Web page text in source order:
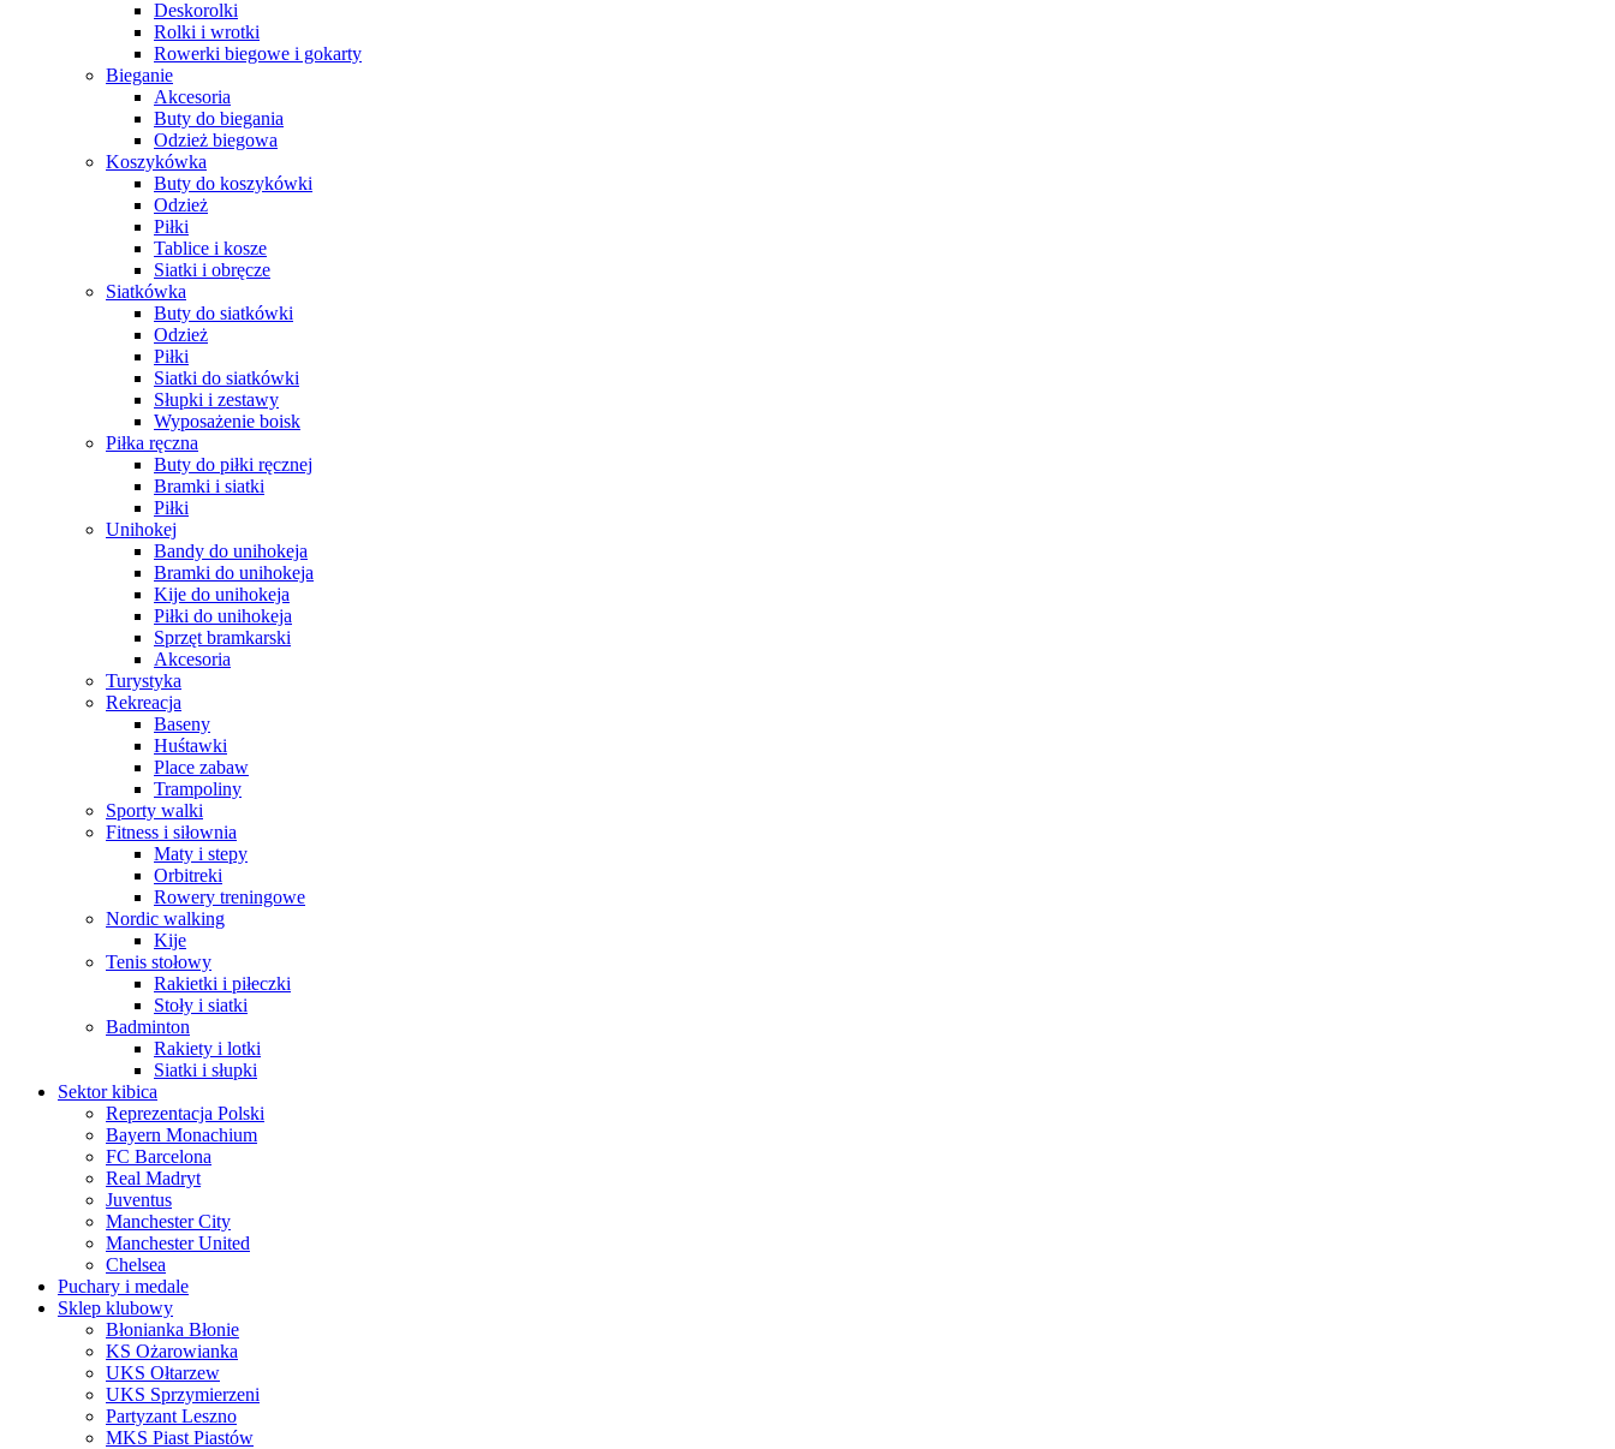
Deskorolki
Rolki i wrotki
Rowerki biegowe i gokarty
Bieganie
Akcesoria
Buty do biegania
Odzież biegowa
Koszykówka
Buty do koszykówki
Odzież
Piłki
Tablice i kosze
Siatki i obręcze
Siatkówka
Buty do siatkówki
Odzież
Piłki
Siatki do siatkówki
Słupki i zestawy
Wyposażenie boisk
Piłka ręczna
Buty do piłki ręcznej
Bramki i siatki
Piłki
Unihokej
Bandy do unihokeja
Bramki do unihokeja
Kije do unihokeja
Piłki do unihokeja
Sprzęt bramkarski
Akcesoria
Turystyka
Rekreacja
Baseny
Huśtawki
Place zabaw
Trampoliny
Sporty walki
Fitness i siłownia
Maty i stepy
Orbitreki
Rowery treningowe
Nordic walking
Kije
Tenis stołowy
Rakietki i piłeczki
Stoły i siatki
Badminton
Rakiety i lotki
Siatki i słupki
Sektor kibica
Reprezentacja Polski
Bayern Monachium
FC Barcelona
Real Madryt
Juventus
Manchester City
Manchester United
Chelsea
Puchary i medale
Sklep klubowy
Błonianka Błonie
KS Ożarowianka
UKS Ołtarzew
UKS Sprzymierzeni
Partyzant Leszno
MKS Piast Piastów